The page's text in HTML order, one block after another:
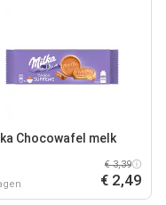
Chocowafel melk
€ 3,39
€ 2,49